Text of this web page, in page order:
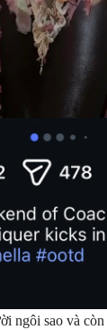
ngôi sao và